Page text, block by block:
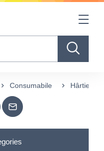
Consumabile Hârtie de